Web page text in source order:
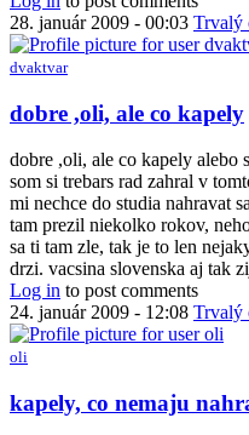
BA
by
Radiar
28. január 2009 - 00:03 Trvalý
dvaktvar
dobre ,oli, ale co kapely
dobre ,oli, ale co kapely alebo
som si trebars rad zahral v
mi nechce do studia nahravat
tam prezil niekolko rokov,
sa ti tam zle, tak je to len
drzi. vacsina slovenska aj tak
Log in to post comments
24. január 2009 - 12:08 Trvalý
oli
In
reply
kapely, co nemaju